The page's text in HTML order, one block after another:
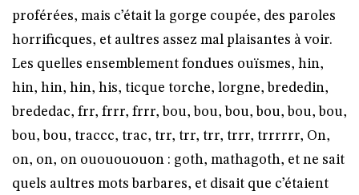
proférées, mais c’était la gorge coupée, des paroles
horrificques, et aultres assez mal plaisantes à voir.
Les quelles ensemblement fondues ouïsmes, hin,
hin, hin, hin, his, ticque torche, lorgne, brededin,
brededac, frr, frrr, frrr, bou, bou, bou, bou, bou, bou,
bou, bou, traccc, trac, trr, trr, trr, trrr, trrrrrr, On,
on, on, on ououououon : goth, mathagoth, et ne sait
quels aultres mots barbares, et disait que c’étaient